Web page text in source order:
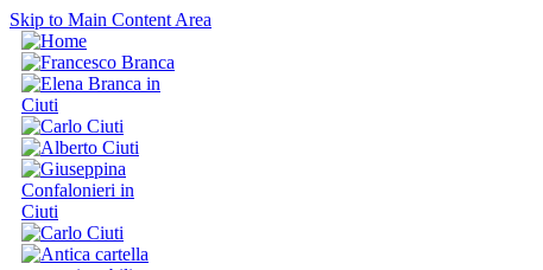
Skip to Main Content Area